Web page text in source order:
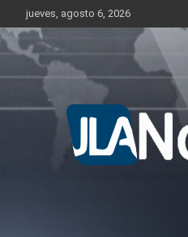
to
content
jueves, agosto 6, 2026